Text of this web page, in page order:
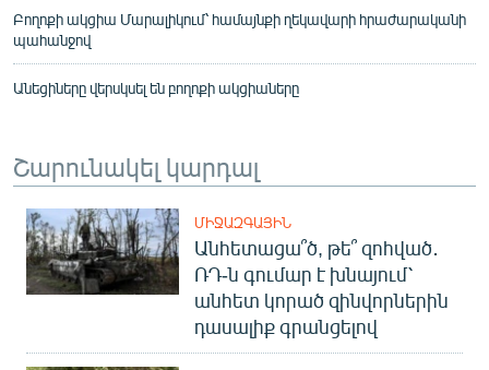
Բողոքի ակցիա Մարալիկում՝ համայնքի ղեկավարի հրաժարականի
պահանջով
Անեցիները վերսկսել են բողոքի ակցիաները
Շարունակել կարդալ
ՄԻՋԱԶԳԱՅԻՆ
Անհետացա՞ծ, թե՞ զոհված․
ՌԴ-ն գումար է խնայում՝
անհետ կորած զինվորներին
դասալիք գրանցելով